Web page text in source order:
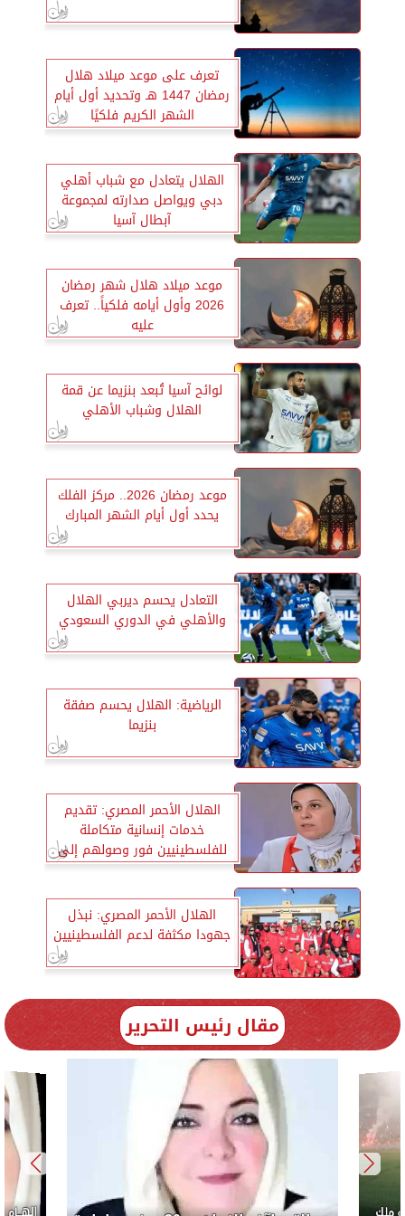
تعرف على موعد ميلاد هلال
رمضان 1447 هـ وتحديد أول أيام
الشهر الكريم فلكيًا
الهلال يتعادل مع شباب أهلي
دبي ويواصل صدارته لمجموعة
آبطال آسيا
موعد ميلاد هلال شهر رمضان
2026 وأول أيامه فلكياً.. تعرف
عليه
لوائح آسيا تُبعد بنزيما عن قمة
الهلال وشباب الأهلي
موعد رمضان 2026.. مركز الفلك
يحدد أول أيام الشهر المبارك
التعادل يحسم ديربي الهلال
والأهلي في الدوري السعودي
الرياضية: الهلال يحسم صفقة
بنزيما
الهلال الأحمر المصري: تقديم
خدمات إنسانية متكاملة
للفلسطينيين فور وصولهم إلى
معبر رفح
الهلال الأحمر المصري: نبذل
جهودا مكثفة لدعم الفلسطينيين
مقال رئيس التحرير